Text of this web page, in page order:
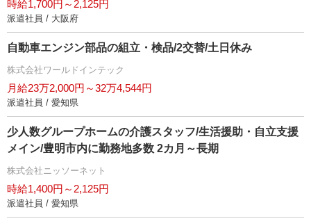
時給1,700円～2,125円
派遣社員 / 大阪府
自動車エンジン部品の組立・検品/2交替/土日休み
株式会社ワールドインテック
月給23万2,000円～32万4,544円
派遣社員 / 愛知県
少人数グループホームの介護スタッフ/生活援助・自立支援
メイン/豊明市内に勤務地多数 2カ月～長期
株式会社ニッソーネット
時給1,400円～2,125円
派遣社員 / 愛知県